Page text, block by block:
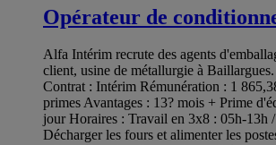
Opérateur de
Alfa Intérim recrute des agents
client, usine de métallurgie à
Contrat : Intérim Rémunération : 1
primes Avantages : 13? mois + Prime
jour Horaires : Travail en 3x8 : 05h-13h
Décharger les fours et alimenter les